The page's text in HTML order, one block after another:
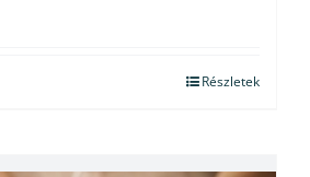
Részletek